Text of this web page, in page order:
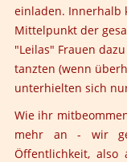
einladen. Innerhalb
Mittelpunkt der
"Leilas" Frauen
tanzten (wenn
unterhielten sich
Wie ihr
mehr an - wir
Öffentlichkeit, also